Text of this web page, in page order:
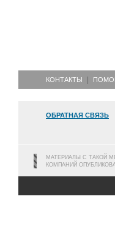
КОНТАКТЫ
ОБРАТНАЯ СВЯЗЬ
МАТЕРИАЛЫ С ТАКОЙ
КОМПАНИЙ